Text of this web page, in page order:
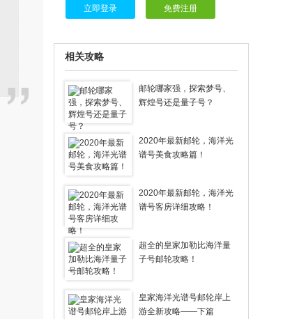
立即登录 免费注册
相关攻略
邮轮哪家强，探索梦号、
辉煌号还是量子号？
2020年最新邮轮，海洋光
谱号美食攻略篇！
2020年最新邮轮，海洋光
谱号客房详细攻略！
超全的皇家加勒比海洋量
子号邮轮攻略！
皇家海洋光谱号邮轮岸上
游全新攻略——下篇
用户愁绪入梦遥 发表了点评
地中海邮轮【辉煌号】2020年02月09日
游轮旅行
本次出行已经是第四次邮轮游，之前做过
抒情号.赛琳娜号.探索梦号及这次辉煌
号。我们这次住的是四人阳台房宽敞漂
亮，服务非常到位一天打扫两遍房间，…
用户三元桥 发表了点评
【春节航线】皇家加勒比游轮【海洋光谱
号】2020年07月21日/08月10日从上海
我自己没有去 是给父母定的 回来爸妈都
表示这次游轮很开心 因为之前去过其他
的游轮还是有比较的 回来和我说携程的
领队服务态度很好 很客气 整个…
用户漪凝彦歆 发表了点评
日 天津出发 天津-长崎（过夜）6天5晚特
价游轮旅游